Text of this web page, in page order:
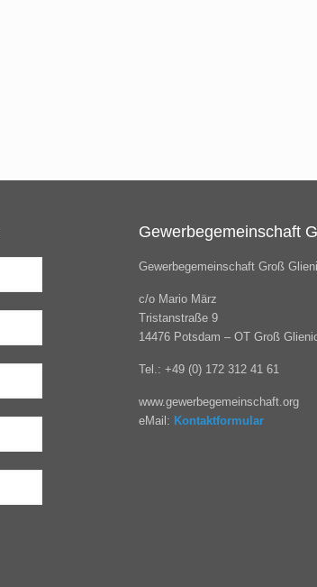
Gewerbegemeinschaft
Gewerbegemeinschaft Groß
c/o Mario März
Tristanstraße 9
14476 Potsdam – OT Groß
Tel.: +49 (0) 172 312 41 61
www.gewerbegemeinschaft.org
eMail: Kontaktformular